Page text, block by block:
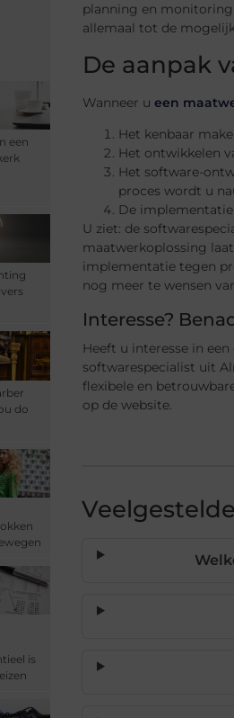
een
do
is
planning en
allemaal tot de
De aanpak
Wanneer u een
Het kenbaar
Het ontwikkelen
Het software-
proces wordt u
De
U ziet: de
maatwerkoplossing
implementatie tegen
nog meer te wensen
Interesse?
Heeft u interesse in
softwarespecialist uit
flexibele en
op de website.